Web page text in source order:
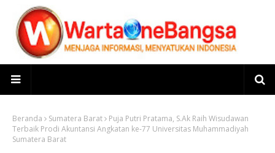
Beranda Sumatera Barat
Puja Putri Pratama, S.Ak Raih Wisudawan
Terbaik Prodi Akuntansi Angkatan ke-77 Universitas Muhammadiyah
Sumatera Barat